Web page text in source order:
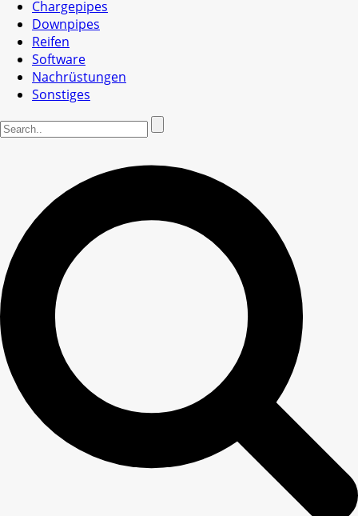
Chargepipes
Downpipes
Reifen
Software
Nachrüstungen
Sonstiges